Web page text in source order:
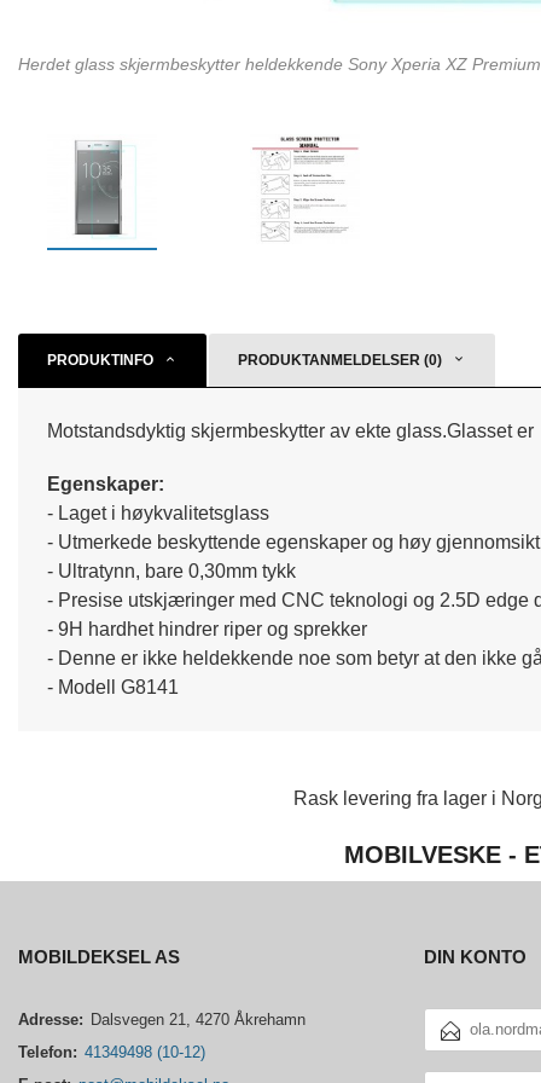
Herdet glass skjermbeskytter heldekkende Sony Xperia XZ Premium
PRODUKTINFO PRODUKTANMELDELSER (0)
Motstandsdyktig skjermbeskytter av ekte glass.Glasset
Egenskaper:
- Laget i høykvalitetsglass
- Utmerkede beskyttende egenskaper og høy
- Ultratynn, bare 0,30mm tykk
- Presise utskjæringer med CNC teknologi og 2.5D edge
- 9H hardhet hindrer riper og sprekker
- Denne er ikke heldekkende noe som betyr at den ikke
- Modell G8141
Rask levering fra lager i
MOBILVESKE -
MOBILDEKSEL AS
Adresse: Dalsvegen 21, 4270 Åkrehamn
Telefon: 41349498 (10-12)
DIN KONTO
POSTADRESSE